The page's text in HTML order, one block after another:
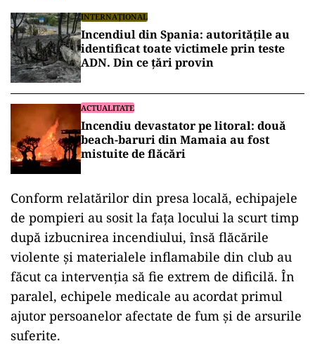
INTERNAȚIONAL
Incendiul din Spania: autoritățile au
identificat toate victimele prin teste
ADN. Din ce țări provin
ACTUALITATE
Incendiu devastator pe litoral: două
beach-baruri din Mamaia au fost
mistuite de flăcări
Conform relatărilor din presa locală, echipajele
de pompieri au sosit la fața locului la scurt timp
după izbucnirea incendiului, însă flăcările
violente și materialele inflamabile din club au
făcut ca intervenția să fie extrem de dificilă. În
paralel, echipele medicale au acordat primul
ajutor persoanelor afectate de fum și de arsurile
suferite.